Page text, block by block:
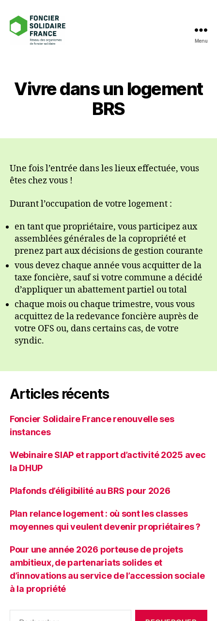
Menu
Vivre dans un logement
BRS
Une fois l’entrée dans les lieux effectuée, vous
êtes chez vous !
Durant l’occupation de votre logement :
en tant que propriétaire, vous participez aux
assemblées générales de la copropriété et
prenez part aux décisions de gestion courante
vous devez chaque année vous acquitter de la
taxe foncière, sauf si votre commune a décidé
d’appliquer un abattement partiel ou total
chaque mois ou chaque trimestre, vous vous
acquittez de la redevance foncière auprès de
votre OFS ou, dans certains cas, de votre
syndic.
Articles récents
Foncier Solidaire France renouvelle ses
instances
Webinaire SIAP et rapport d’activité 2025 avec
la DHUP
Plafonds d’éligibilité au BRS pour 2026
Plan relance logement : où sont les classes
moyennes qui veulent devenir propriétaires ?
Pour une année 2026 porteuse de projets
ambitieux, de partenariats solides et
d’innovations au service de l’accession sociale
à la propriété